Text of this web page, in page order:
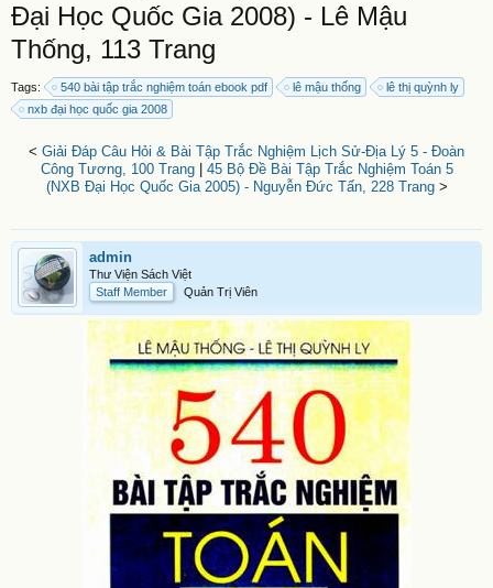
Đại Học Quốc Gia 2008) - Lê Mậu
Thống, 113 Trang
Tags: 540 bài tập trắc nghiệm toán ebook pdf lê mậu thống
lê thị quỳnh ly
nxb đại học quốc gia 2008
< Giải Đáp Câu Hỏi & Bài Tập Trắc Nghiệm Lịch Sử-Địa Lý 5 - Đoàn
Công Tương, 100 Trang| 45 Bộ Đề Bài Tập Trắc Nghiệm Toán 5
(NXB Đại Học Quốc Gia 2005) - Nguyễn Đức Tấn, 228 Trang>
admin
Thư Viện Sách Việt
Staff Member
Quản Trị Viên